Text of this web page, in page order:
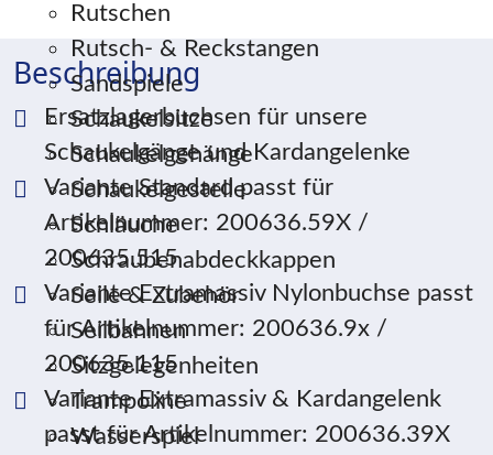
Rutschen
Rutsch- & Reckstangen
Sandspiele
Schaukelsitze
Schaukelgehänge
Schaukelgestelle
Schläuche
Schraubenabdeckkappen
Seile & Zubehör
Seilbahnen
Sitzgelegenheiten
Trampoline
Wasserspiel
Beschreibung
Ersatzlagerbuchsen für unsere
Schaukelgänge und Kardangelenke
Variante Standard passt für
Artikelnummer: 200636.59X /
200635.515
Variante Extramassiv Nylonbuchse passt
für Artikelnummer: 200636.9x /
200635.115
Variante Extramassiv & Kardangelenk
passt für Artikelnummer: 200636.39X